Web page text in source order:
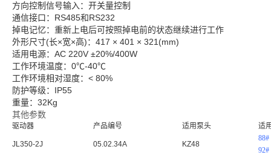
方向控制信号输入：开关量控制
通信接口：RS485和RS232
掉电记忆：重新上电后可按照掉电前的状态继续进行工作
外形尺寸(长×宽×高)：417 × 401 × 321(mm)
适用电源：AC 220V ±20%/400W
工作环境温度：0℃-40℃
工作环境相对湿度：< 80%
防护等级：IP55
重量：32Kg
其他参数
驱动器 产品编号 适用泵头 适
JL350-2J 05.02.34A KZ48
88#
92#